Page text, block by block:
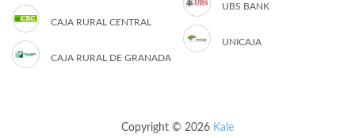
CAJA RURAL CENTRAL
CAJA RURAL DE GRANADA
UBS BANK
UNICAJA
Copyright © 2026 Kale